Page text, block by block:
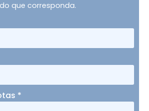
que corresponda.
*